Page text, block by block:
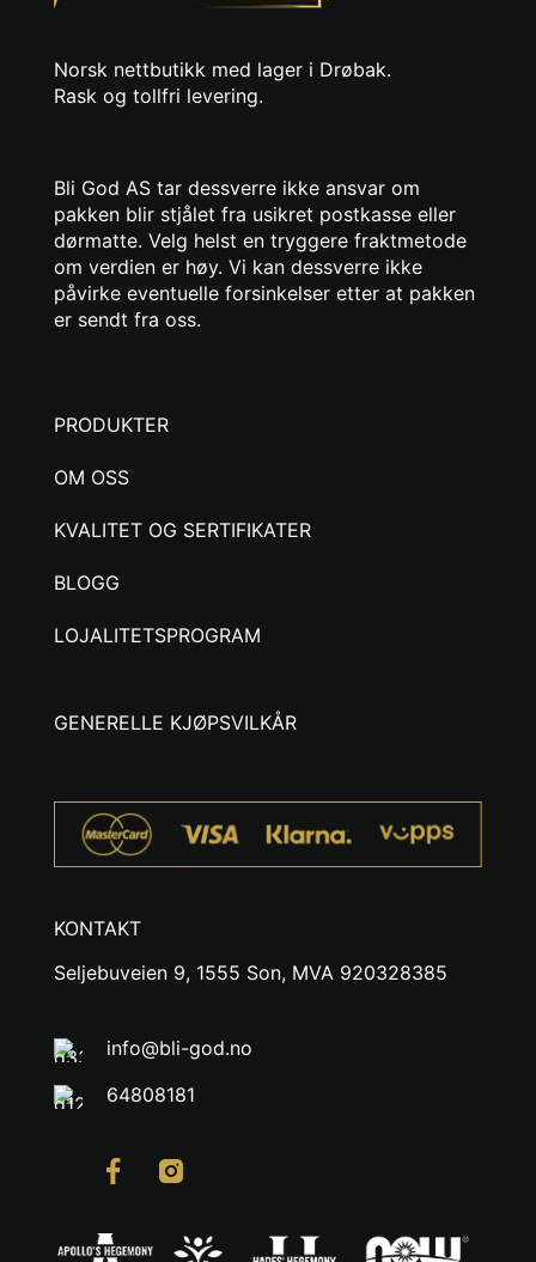
Norsk nettbutikk med lager i Drøbak.
Rask og tollfri levering.
Bli God AS tar dessverre ikke ansvar om
pakken blir stjålet fra usikret postkasse eller
dørmatte. Velg helst en tryggere fraktmetode
om verdien er høy. Vi kan dessverre ikke
påvirke eventuelle forsinkelser etter at pakken
er sendt fra oss.
PRODUKTER
OM OSS
KVALITET OG SERTIFIKATER
BLOGG
LOJALITETSPROGRAM
GENERELLE KJØPSVILKÅR
KONTAKT
Seljebuveien 9, 1555 Son, MVA 920328385
info@bli-god.no
64808181